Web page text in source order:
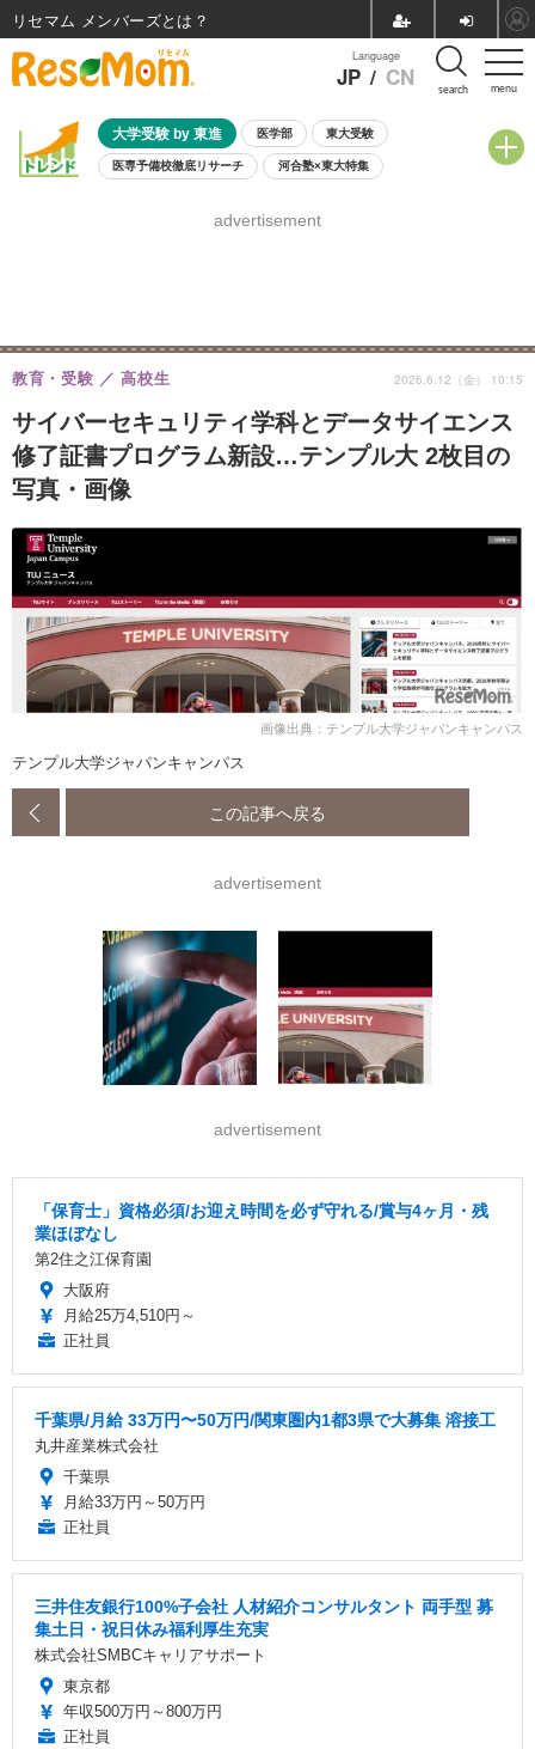
menu
Language
JP / CN search
大学受験 by 東進 医学部 東大受験
医専予備校徹底リサーチ 河合塾×東大特集
8月開催学校説明会・相談会
advertisement
サイバーセキュリティ学科とデータサイエンス
修了証書プログラム新設…テンプル大 2枚目の
写真・画像
教育・受験 高校生 2026.6.12（金） 10:15
画像出典：テンプル大学ジャパンキャンパス
テンプル大学ジャパンキャンパス
この記事へ戻る
advertisement
advertisement
「保育士」資格必須/お迎え時間を必ず守れる/賞与4ヶ月・残
業ほぼなし
第2住之江保育園
大阪府
月給25万4,510円～
正社員
千葉県/月給 33万円〜50万円/関東圏内1都3県で大募集 溶接工
丸井産業株式会社
千葉県
月給33万円～50万円
正社員
三井住友銀行100%子会社 人材紹介コンサルタント 両手型 募
集土日・祝日休み福利厚生充実
株式会社SMBCキャリアサポート
東京都
年収500万円～800万円
正社員
リセマム メンバーズ